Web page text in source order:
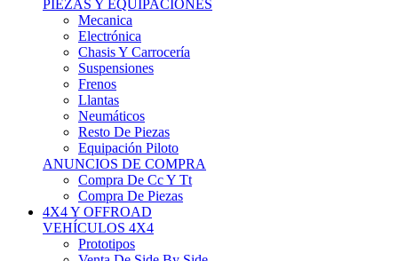
PIEZAS Y EQUIPACIONES
Mecanica
Electrónica
Chasis Y Carrocería
Suspensiones
Frenos
Llantas
Neumáticos
Resto De Piezas
Equipación Piloto
ANUNCIOS DE COMPRA
Compra De Cc Y Tt
Compra De Piezas
4X4 Y OFFROAD
VEHÍCULOS 4X4
Prototipos